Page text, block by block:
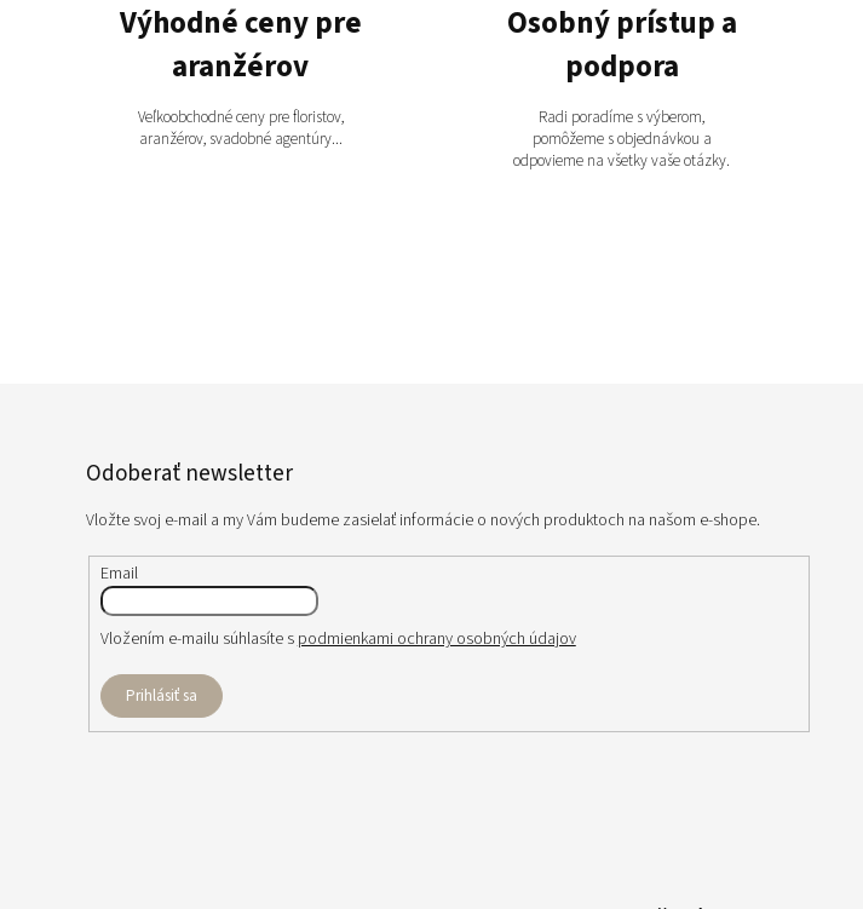
Výhodné ceny pre
aranžérov
Veľkoobchodné ceny pre floristov,
aranžérov, svadobné agentúry...
Osobný prístup a
podpora
Radi poradíme s výberom,
pomôžeme s objednávkou a
odpovieme na všetky vaše otázky.
Odoberať newsletter
Vložte svoj e-mail a my Vám budeme zasielať informácie o nových produktoch na našom e-shope.
Email
Vložením e-mailu súhlasíte spodmienkami ochrany osobných údajov
Prihlásiť sa